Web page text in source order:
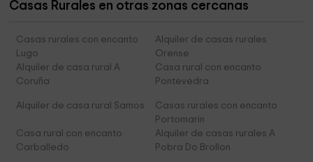
Casas Rurales en otras zonas cercanas
Casas rurales con encanto
Lugo
Alquiler de casas rurales
Orense
Alquiler de casa rural A
Coruña
Casa rural con encanto
Pontevedra
Alquiler de casa rural Samos
Casas rurales con encanto
Portomarin
Casa rural con encanto
Carballedo
Alquiler de casas rurales A
Pobra Do Brollon